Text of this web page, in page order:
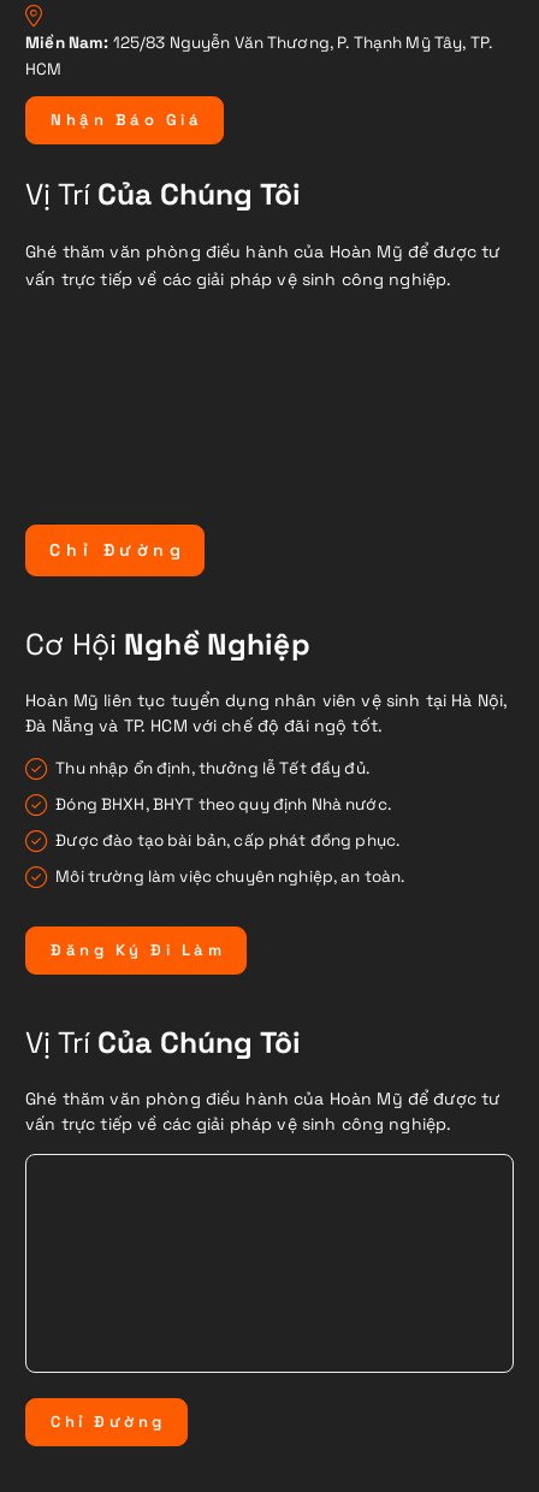
Miền Nam: 125/83 Nguyễn Văn Thương, P. Thạnh Mỹ Tây, TP.
HCM
N hậ n B á o G i á
Vị TríCủa Chúng Tôi
Ghé thăm văn phòng điều hành của Hoàn Mỹ để được tư
vấn trực tiếp về các giải pháp vệ sinh công nghiệp.
C h ỉ Đ ư ờ n g
Cơ Hội Nghề Nghiệp
Hoàn Mỹ liên tục tuyển dụng nhân viên vệ sinh tại Hà Nội,
Đà Nẵng và TP. HCM với chế độ đãi ngộ tốt.
Thu nhập ổn định, thưởng lễ Tết đầy đủ.
Đóng BHXH, BHYT theo quy định Nhà nước.
Được đào tạo bài bản, cấp phát đồng phục.
Môi trường làm việc chuyên nghiệp, an toàn.
Đ ă n g Ký Đ i L à m
Vị TríCủa Chúng Tôi
Ghé thăm văn phòng điều hành của Hoàn Mỹ để được tư
vấn trực tiếp về các giải pháp vệ sinh công nghiệp.
C hỉ Đ ườ ng